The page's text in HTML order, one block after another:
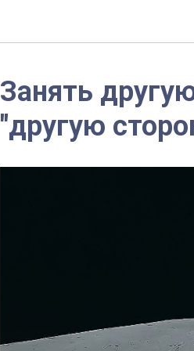
Занять
"другую